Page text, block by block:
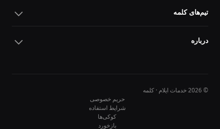
تیم‌های کلمه
درباره
© 2026 خدمات ایلام · کلمه
حریم خصوصی
شرایط استفاده
کوکی‌ها
بازخورد
10